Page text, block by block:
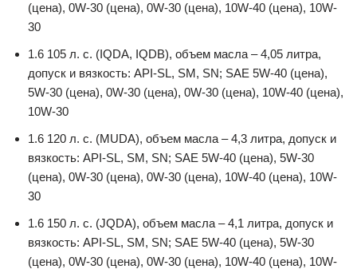
(цена), 0W-30 (цена), 0W-30 (цена), 10W-40 (цена), 10W-
30
1.6 105 л. с. (IQDA, IQDB), объем масла – 4,05 литра,
допуск и вязкость: API-SL, SM, SN; SAE 5W-40 (цена),
5W-30 (цена), 0W-30 (цена), 0W-30 (цена), 10W-40 (цена),
10W-30
1.6 120 л. с. (MUDA), объем масла – 4,3 литра, допуск и
вязкость: API-SL, SM, SN; SAE 5W-40 (цена), 5W-30
(цена), 0W-30 (цена), 0W-30 (цена), 10W-40 (цена), 10W-
30
1.6 150 л. с. (JQDA), объем масла – 4,1 литра, допуск и
вязкость: API-SL, SM, SN; SAE 5W-40 (цена), 5W-30
(цена), 0W-30 (цена), 0W-30 (цена), 10W-40 (цена), 10W-